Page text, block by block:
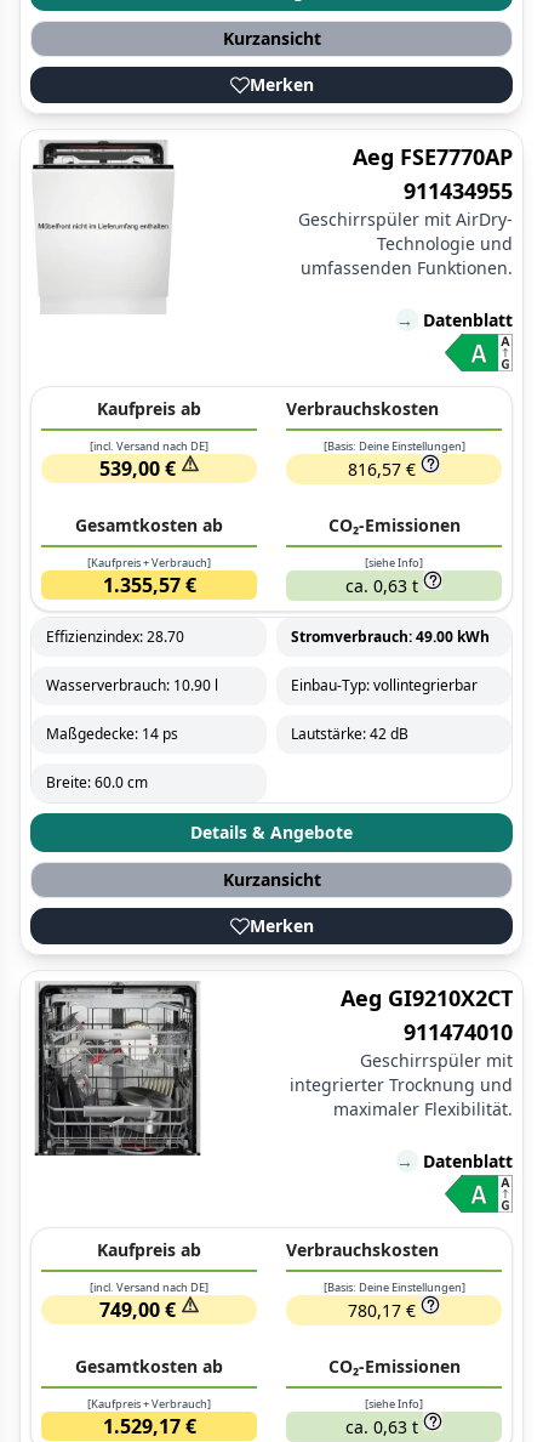
Kurzansicht
Merken
Aeg FSE7770AP
911434955
Geschirrspüler mit AirDry-
Technologie und
umfassenden Funktionen.
→ Datenblatt
Kaufpreis ab
[incl. Versand nach DE]
539,00 €
Verbrauchskosten
[Basis: Deine Einstellungen]
816,57 €
Gesamtkosten ab
[Kaufpreis + Verbrauch]
1.355,57 €
CO₂-Emissionen
[siehe Info]
ca. 0,63 t
Effizienzindex: 28.70 Stromverbrauch: 49.00 kWh
Wasserverbrauch: 10.90 l Einbau-Typ: vollintegrierbar
Maßgedecke: 14 ps Lautstärke: 42 dB
Breite: 60.0 cm
Details & Angebote
Kurzansicht
Merken
Aeg GI9210X2CT
911474010
Geschirrspüler mit
integrierter Trocknung und
maximaler Flexibilität.
→ Datenblatt
Kaufpreis ab
[incl. Versand nach DE]
749,00 €
Verbrauchskosten
[Basis: Deine Einstellungen]
780,17 €
Gesamtkosten ab
[Kaufpreis + Verbrauch]
1.529,17 €
CO₂-Emissionen
[siehe Info]
ca. 0,63 t